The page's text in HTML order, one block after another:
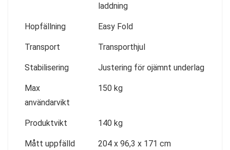
laddning
Hopfällning Easy Fold
Transport Transporthjul
Stabilisering Justering för ojämnt underlag
Max
användarvikt
150 kg
Produktvikt 140 kg
Mått uppfälld 204 x 96,3 x 171 cm